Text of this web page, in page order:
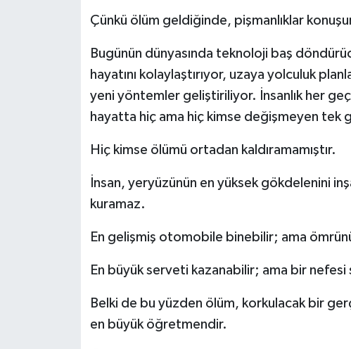
Çünkü ölüm geldiğinde, pişmanlıklar
Bugünün dünyasında teknoloji baş
hayatını kolaylaştırıyor, uzaya yolculuk
yeni yöntemler geliştiriliyor. İnsanlık her
hayatta hiç ama hiç kimse değişmeyen tek
Hiç kimse ölümü ortadan kaldıramamıştır.
İnsan, yeryüzünün en yüksek gökdelenini
kuramaz.
En gelişmiş otomobile binebilir; ama
En büyük serveti kazanabilir; ama bir nefesi
Belki de bu yüzden ölüm, korkulacak bir
en büyük öğretmendir.